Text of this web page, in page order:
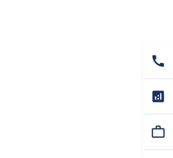
call
analytics
work_outline